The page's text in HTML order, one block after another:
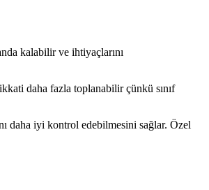
kalabilir ve ihtiyaçlarını
daha fazla toplanabilir çünkü sınıf
daha iyi kontrol edebilmesini sağlar. Özel